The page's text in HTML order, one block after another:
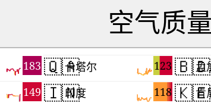
空气质
183
149
🇶🇦 123
卡塔尔
🇮🇳 118
印度
🇧🇩
孟
🇰🇪
肯